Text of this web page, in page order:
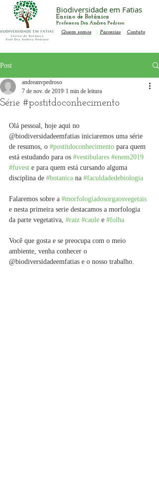
Biodiversidade em Fatias
Ensino de Botânica
Professora Dra Andrea Pedroso
Quem somos
Parcerias Contato
Post
Série #postitdoconhecimento
andreanvpedroso
7 de nov. de 2019 1 min de leitura
Olá pessoal, hoje aqui no
@biodiversidadeemfatias iniciaremos uma série
de resumos, o #postitdoconhecimento para quem
está estudando para os #vestibulares #enem2019
#fuvest e para quem está cursando alguma
disciplina de #botanica na #faculdadedebiologia
Falaremos sobre a #morfologiadosorgaosvegetais
e nesta primeira serie destacamos a morfologia
da parte vegetativa, #raiz #caule e #folha
Você que gosta e se preocupa com o meio
ambiente, venha conhecer o
@biodiversidadeemfatias e o nosso trabalho.